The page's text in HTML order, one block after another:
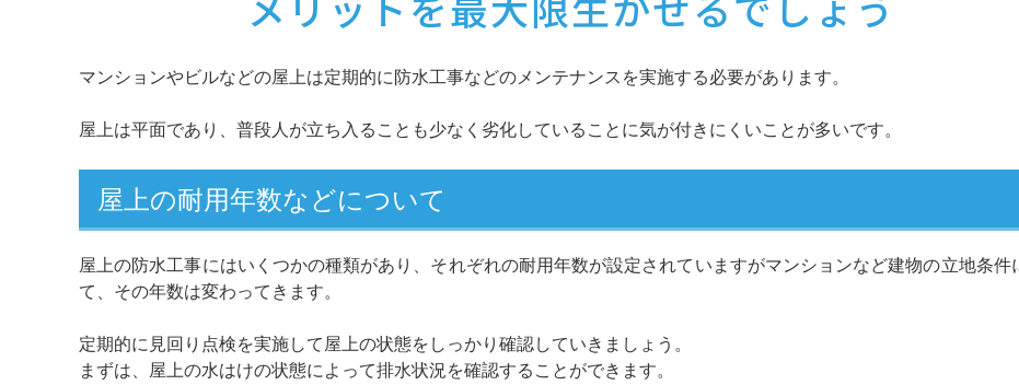
マンションやビルなどの屋上は定期的に防水工事などのメンテナンスを実施する必要があります。
屋上は平面であり、普段人が立ち入ることも少なく劣化していることに気が付きにくいことが多いです。
屋上の耐用年数などについて
屋上の防水工事にはいくつかの種類があり、それぞれの耐用年数が設定されていますがマンションなど建物の立地条件
て、その年数は変わってきます。
定期的に見回り点検を実施して屋上の状態をしっかり確認していきましょう。
まずは、屋上の水はけの状態によって排水状況を確認することができます。